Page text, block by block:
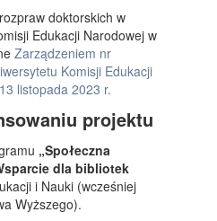
doktorskich w
Edukacji Narodowej w
Zarządzeniem nr
Komisji Edukacji
listopada 2023 r.
projektu
„Społeczna
dla bibliotek
i Nauki (wcześniej
Wyższego).